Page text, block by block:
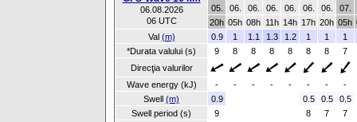
06.08.2026
06 UTC
05.
06.
06.
06.
06.
06.
06.
07.
20h 05h 08h 11h 14h 17h 20h 05h
Val (m) 0.9 1 1.1 1.3 1.2 1 1
1
*Durata valului (s)
9 8 8 8 8 8 8
7
Direcţia valurilor
Wave energy (kJ)
- - - - - - -
-
Swell (m) 0.9 0.5 0.5
0.5
Swell period (s)
9 8 7
7